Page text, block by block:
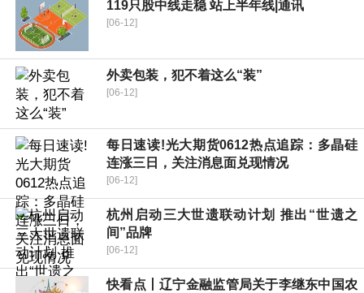
119只股中线走稳 站上半年线|通讯
[06-12]
外卖包装，犯不着这么“装”
[06-12]
每日速读!光大期货0612热点追踪：多晶硅
连涨三日，关注消息面兑现情况
[06-12]
杭州启动三大世遗联动计划 推出“世遗之
间”品牌
[06-12]
快看点丨辽宁金融监管局关于李继东中国农